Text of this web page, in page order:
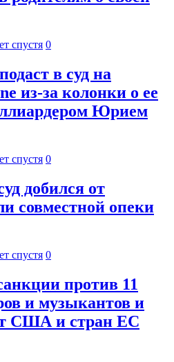
спустя 0
в суд на
из-за колонки о ее
Юрием
спустя 0
добился от
совместной опеки
спустя 0
против 11
и музыкантов и
США и стран ЕС